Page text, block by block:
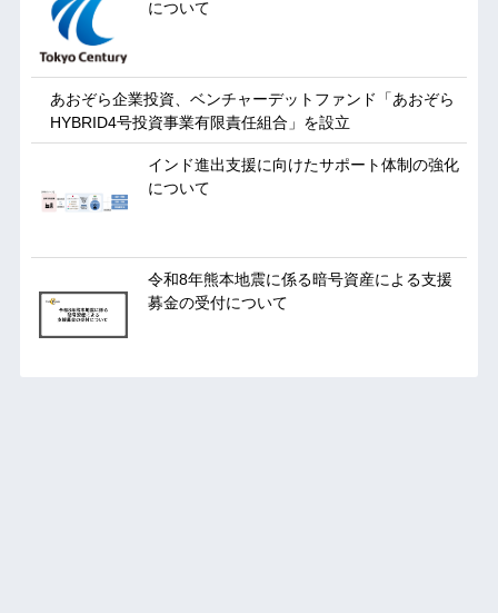
について
あおぞら企業投資、ベンチャーデットファンド「あおぞら
HYBRID4号投資事業有限責任組合」を設立
インド進出支援に向けたサポート体制の強化
について
令和8年熊本地震に係る暗号資産による支援
募金の受付について